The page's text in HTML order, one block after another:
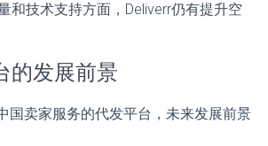
和技术支持方面，Deliverr仍有提升空
的发展前景
国卖家服务的代发平台，未来发展前景